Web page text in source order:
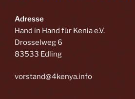
Adresse
Hand in Hand für Kenia e.V.
Drosselweg 6
83533 Edling
vorstand@4kenya.info